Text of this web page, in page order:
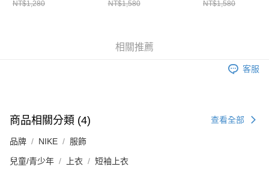
HQ1409901
NT$1,280
HQ1310901
NT$1,580
HQ1281010
NT$1,580
相關推薦
客服
商品相關分類 (4) 查看全部
品牌 NIKE 服飾
兒童/青少年 上衣 短袖上衣